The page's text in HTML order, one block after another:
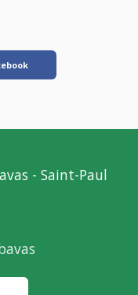
- Saint-Paul